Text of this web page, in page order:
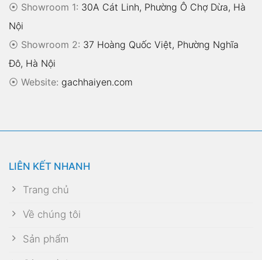
⦿ Showroom 1: 30A Cát Linh, Phường Ô Chợ Dừa, Hà
Nội
⦿ Showroom 2: 37 Hoàng Quốc Việt, Phường Nghĩa
Đô, Hà Nội
⦿ Website: gachhaiyen.com
LIÊN KẾT NHANH
Trang chủ
Về chúng tôi
Sản phẩm